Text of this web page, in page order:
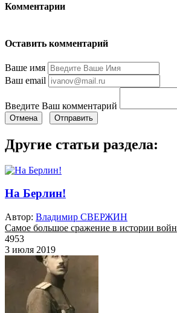
Комментарии
Оставить комментарий
Ваше имя
Ваш email
Введите Ваш комментарий
Отмена Отправить
Другие статьи раздела:
На Берлин!
Автор: Владимир СВЕРЖИН
Самое большое сражение в истории войн
4953
3 июля 2019